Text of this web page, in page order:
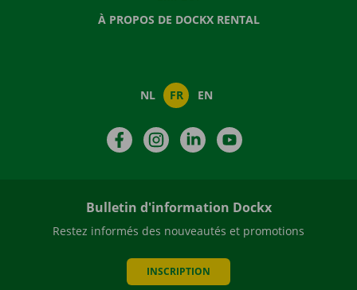
À PROPOS DE DOCKX RENTAL
NL FR EN
FacebookInstagramLinkedIn
Bulletin d'information Dockx
Restez informés des nouveautés et promotions
INSCRIPTION